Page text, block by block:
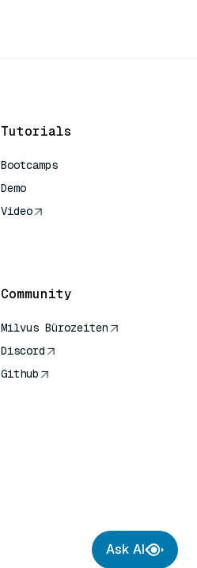
Tutorials
Bootcamps
Demo
Video
Community
Milvus Bürozeiten
Discord
Github
Ask AI